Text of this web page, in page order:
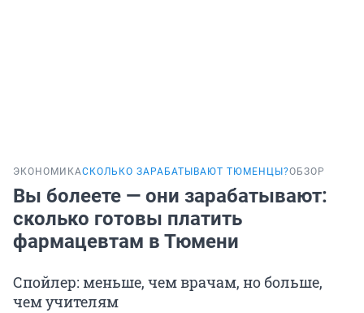
ЭКОНОМИКАСКОЛЬКО ЗАРАБАТЫВАЮТ ТЮМЕНЦЫ?ОБЗОР
Вы болеете — они зарабатывают:
сколько готовы платить
фармацевтам в Тюмени
Спойлер: меньше, чем врачам, но больше,
чем учителям